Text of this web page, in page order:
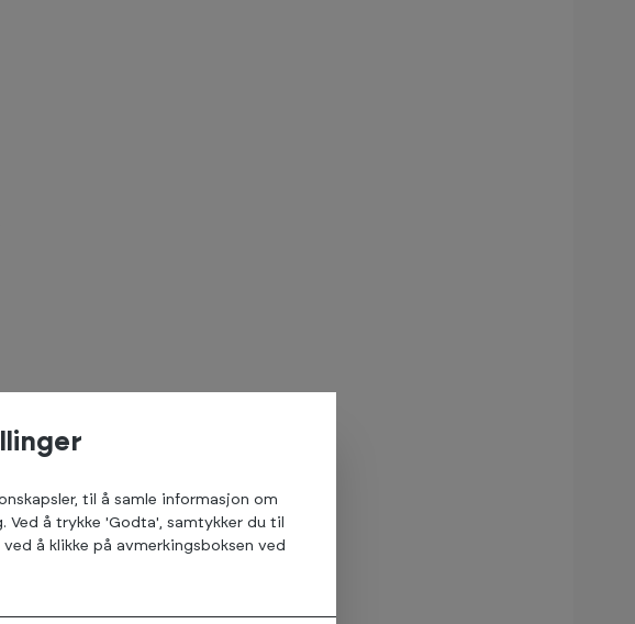
til å samle informasjon om
Ved å trykke 'Godta', samtykker du til
å klikke på avmerkingsboksen ved